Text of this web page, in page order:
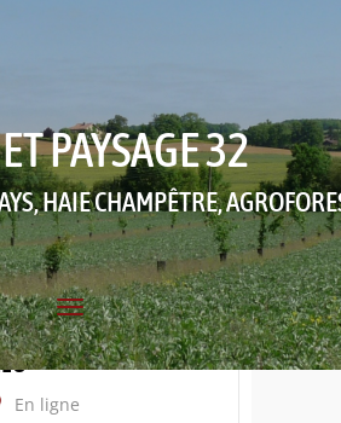
PAYSAGE 32
HAIE CHAMPÊTRE,
En ligne